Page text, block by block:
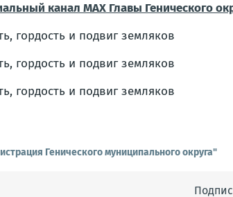
канал МАХ Главы Генического
Генического муниципального округа"